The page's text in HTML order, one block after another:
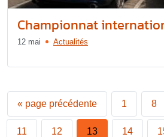
Championnat
12 mai Actualités
« page précédente 1 8
11 12 13 14